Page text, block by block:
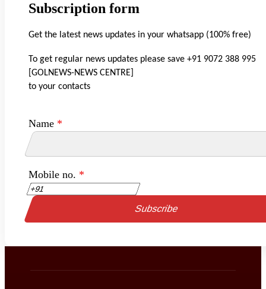
Subscription form
Get the latest news updates in your whatsapp (100% free)
To get regular news updates please save +91 9072 388 995
[GOLNEWS-NEWS CENTRE]
to your contacts
Name *
Mobile no. *